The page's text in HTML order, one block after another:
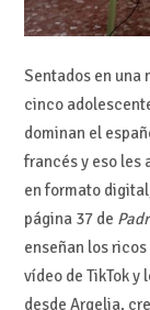
Sentados en una
cinco
dominan el
francés y eso les
en formato
página 37 de
enseñan los
vídeo de TikTok y
desde Argelia,